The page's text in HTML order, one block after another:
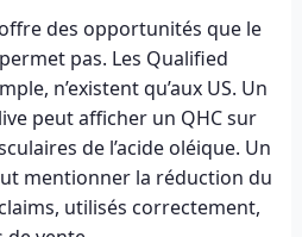
des opportunités que le
pas. Les Qualified
n’existent qu’aux US. Un
peut afficher un QHC sur
de l’acide oléique. Un
mentionner la réduction du
utilisés correctement,